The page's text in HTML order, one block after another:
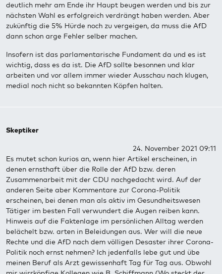
deutlich mehr am Ende ihr Haupt beugen werden und bis zur
nächsten Wahl es erfolgreich verdrängt haben werden. Aber
zukünftig die 5% Hürde noch zu vergeigen, da muss die AfD
dann schon arge Fehler selber machen.
Insofern ist das parlamentarische Fundament da und es ist
wichtig, dass es da ist. Die AfD sollte besonnen und klar
arbeiten und vor allem immer wieder Ausschau nach klugen,
medial noch nicht so bekannten Köpfen halten.
Skeptiker
24. November 2021 09:11
Es mutet schon kurios an, wenn hier Artikel erscheinen, in
denen ernsthaft über die Rolle der AfD bzw. deren
Zusammenarbeit mit der CDU nachgedacht wird. Auf der
anderen Seite aber Kommentare zur Corona-Politik
erscheinen, bei denen man als aktiv im Gesundheitswesen
Tätiger im besten Fall verwundert die Augen reiben kann.
Hinweis auf die Faktenlage im persönlichen Alltag werden
belächelt bzw. arten in Beleidungen aus. Wer will die neue
Rechte und die AfD nach dem völligen Desaster ihrer Corona-
Politik noch ernst nehmen? Ich jedenfalls lebe gut und übe
meinen Beruf als Arzt gewissenhaft Tag für Tag aus. Obwohl